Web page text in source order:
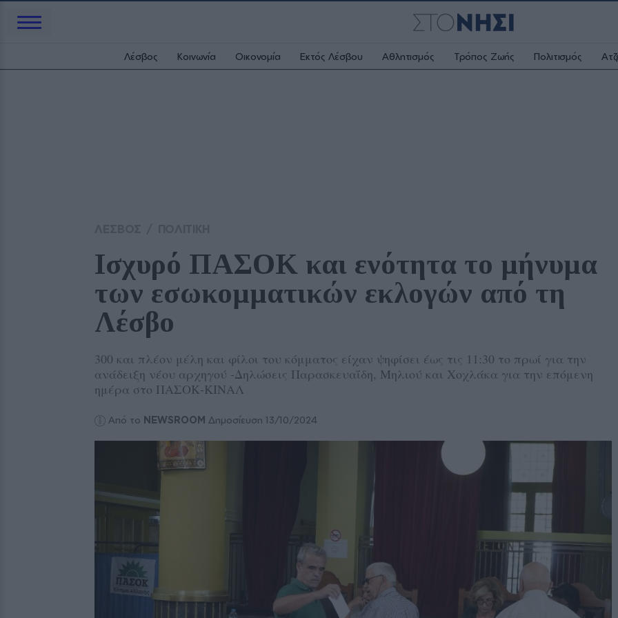
Λέσβος Κοινωνία Οικονομία Εκτός Λέσβου Αθλητισμός Τρόπος Ζωής Πολιτισμός
Ισχυρό ΠΑΣΟΚ και ενότητα το μήνυμα
των εσωκομματικών εκλογών από τη
Λέσβο
300 και πλέον μέλη και φίλοι του κόμματος είχαν ψηφίσει έως τις 11:30 το πρωί για την
ανάδειξη νέου αρχηγού -Δηλώσεις Παρασκευαΐδη, Μηλιού και Χοχλάκα για την επόμενη
ημέρα στο ΠΑΣΟΚ-ΚΙΝΑΛ
Από το NEWSROOM Δημοσίευση 13/10/2024